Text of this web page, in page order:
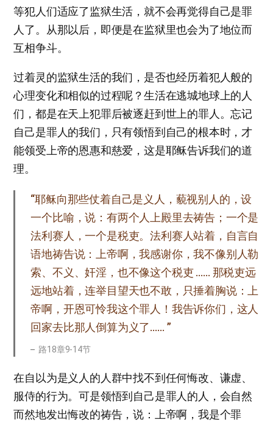
等犯人们适应了监狱生活，就不会再觉得自己是罪
人了。从那以后，即便是在监狱里也会为了地位而
互相争斗。
过着灵的监狱生活的我们，是否也经历着犯人般的
心理变化和相似的过程呢？生活在逃城地球上的人
们，都是在天上犯罪后被逐赶到世上的罪人。忘记
自己是罪人的我们，只有领悟到自己的根本时，才
能领受上帝的恩惠和慈爱，这是耶稣告诉我们的道
理。
“耶稣向那些仗着自己是义人，藐视别人的，设
一个比喻，说：有两个人上殿里去祷告；一个是
法利赛人，一个是税吏。法利赛人站着，自言自
语地祷告说：上帝啊，我感谢你，我不像别人勒
索、不义、奸淫，也不像这个税吏 …… 那税吏远
远地站着，连举目望天也不敢，只捶着胸说：上
帝啊，开恩可怜我这个罪人！我告诉你们，这人
回家去比那人倒算为义了…… ”
路18章9-14节
在自以为是义人的人群中找不到任何悔改、谦虚、
服侍的行为。可是领悟到自己是罪人的人，会自然
而然地发出悔改的祷告，说：上帝啊，我是个罪